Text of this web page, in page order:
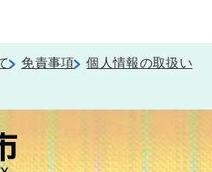
免責事項
個人情報の取扱い